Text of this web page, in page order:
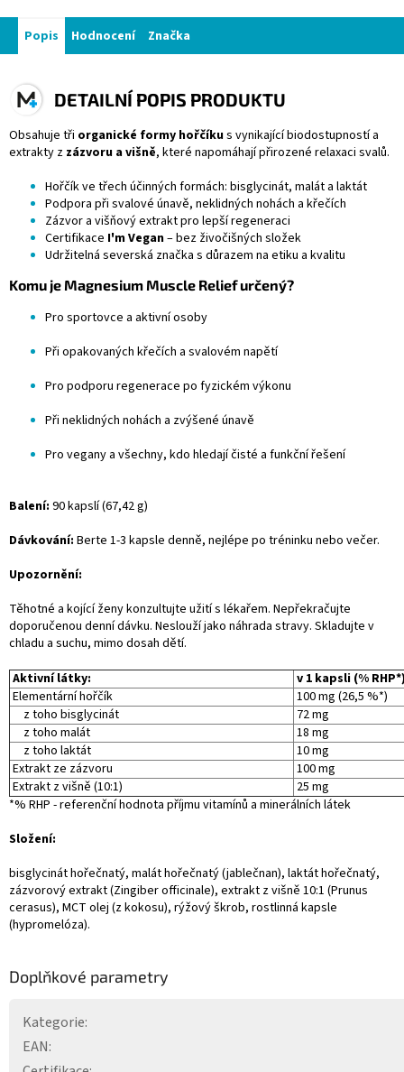
Popis Hodnocení Značka
DETAILNÍ POPIS PRODUKTU
Obsahuje tři organické formy hořčíkus vynikající biodostupností a
extrakty z zázvoru a višně, které napomáhají přirozené relaxaci svalů.
Hořčík ve třech účinných formách: bisglycinát, malát a laktát
Podpora při svalové únavě, neklidných nohách a křečích
Zázvor a višňový extrakt pro lepší regeneraci
Certifikace I'm Vegan– bez živočišných složek
Udržitelná severská značka s důrazem na etiku a kvalitu
Komu je Magnesium Muscle Relief určený?
Pro sportovce a aktivní osoby
Při opakovaných křečích a svalovém napětí
Pro podporu regenerace po fyzickém výkonu
Při neklidných nohách a zvýšené únavě
Pro vegany a všechny, kdo hledají čisté a funkční řešení
Balení: 90 kapslí (67,42 g)
Dávkování: Berte 1-3 kapsle denně, nejlépe po tréninku nebo večer.
Upozornění:
Těhotné a kojící ženy konzultujte užití s lékařem. Nepřekračujte
doporučenou denní dávku. Neslouží jako náhrada stravy. Skladujte v
chladu a suchu, mimo dosah dětí.
Aktivní látky:
v 1 kapsli (%
Elementární hořčík
100 mg (26,5 %*)
z toho bisglycinát
72 mg
z toho malát
18 mg
z toho laktát
10 mg
Extrakt ze zázvoru
100 mg
Extrakt z višně (10:1)
25 mg
*% RHP - referenční hodnota příjmu vitamínů a minerálních látek
Složení:
bisglycinát hořečnatý, malát hořečnatý (jablečnan), laktát hořečnatý,
zázvorový extrakt (Zingiber officinale), extrakt z višně 10:1 (Prunus
cerasus), MCT olej (z kokosu), rýžový škrob, rostlinná kapsle
(hypromelóza).
Doplňkové parametry
Kategorie:
EAN: